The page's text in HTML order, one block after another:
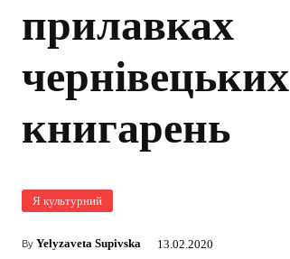
прилавках
чернівецьких
книгарень
Я культурний
By Yelyzaveta Supivska 13.02.2020